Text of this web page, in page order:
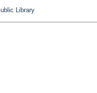
Library